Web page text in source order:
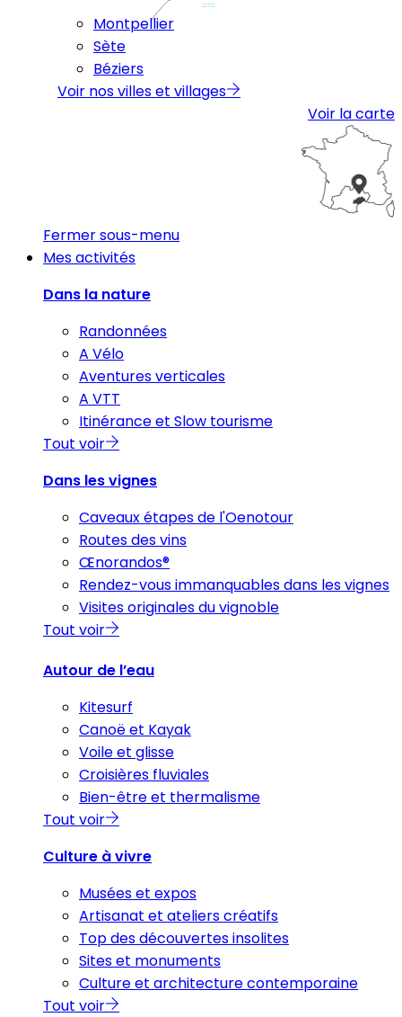
Montpellier
Sète
Béziers
Voir nos villes et villages
Voir la carte
Fermer sous-menu
Mes activités
Dans la nature
Randonnées
A Vélo
Aventures verticales
A VTT
Itinérance et Slow tourisme
Tout voir
Dans les vignes
Caveaux étapes de l'Oenotour
Routes des vins
Œnorandos®
Rendez-vous immanquables dans les vignes
Visites originales du vignoble
Tout voir
Autour de l’eau
Kitesurf
Canoë et Kayak
Voile et glisse
Croisières fluviales
Bien-être et thermalisme
Tout voir
Culture à vivre
Musées et expos
Artisanat et ateliers créatifs
Top des découvertes insolites
Sites et monuments
Culture et architecture contemporaine
Tout voir